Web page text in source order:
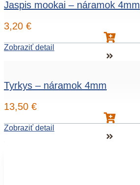
Jaspis mookai – náramok 4mm
3,20 €
Zobraziť detail
Tyrkys – náramok 4mm
13,50 €
Zobraziť detail